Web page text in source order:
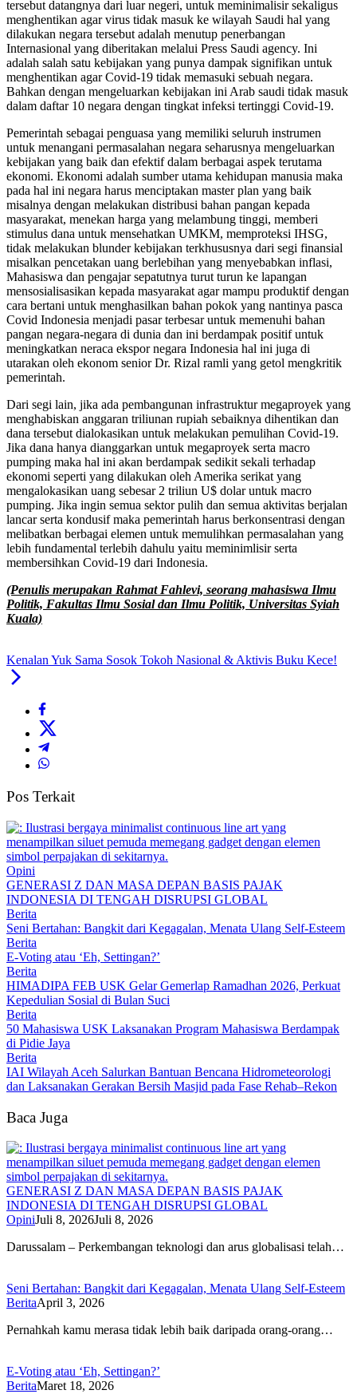
tersebut datangnya dari luar negeri, untuk meminimalisir sekaligus
menghentikan agar virus tidak masuk ke wilayah Saudi hal yang
dilakukan negara tersebut adalah menutup penerbangan
Internasional yang diberitakan melalui Press Saudi agency. Ini
adalah salah satu kebijakan yang punya dampak signifikan untuk
menghentikan agar Covid-19 tidak memasuki sebuah negara.
Bahkan dengan mengeluarkan kebijakan ini Arab saudi tidak masuk
dalam daftar 10 negara dengan tingkat infeksi tertinggi Covid-19.
Pemerintah sebagai penguasa yang memiliki seluruh instrumen
untuk menangani permasalahan negara seharusnya mengeluarkan
kebijakan yang baik dan efektif dalam berbagai aspek terutama
ekonomi. Ekonomi adalah sumber utama kehidupan manusia maka
pada hal ini negara harus menciptakan master plan yang baik
misalnya dengan melakukan distribusi bahan pangan kepada
masyarakat, menekan harga yang melambung tinggi, memberi
stimulus dana untuk mensehatkan UMKM, memproteksi IHSG,
tidak melakukan blunder kebijakan terkhususnya dari segi finansial
misalkan pencetakan uang berlebihan yang menyebabkan inflasi,
Mahasiswa dan pengajar sepatutnya turut turun ke lapangan
mensosialisasikan kepada masyarakat agar mampu produktif dengan
cara bertani untuk menghasilkan bahan pokok yang nantinya pasca
Covid Indonesia menjadi pasar terbesar untuk memenuhi bahan
pangan negara-negara di dunia dan ini berdampak positif untuk
meningkatkan neraca ekspor negara Indonesia hal ini juga di
utarakan oleh ekonom senior Dr. Rizal ramli yang getol mengkritik
pemerintah.
Dari segi lain, jika ada pembangunan infrastruktur megaproyek yang
menghabiskan anggaran triliunan rupiah sebaiknya dihentikan dan
dana tersebut dialokasikan untuk melakukan pemulihan Covid-19.
Jika dana hanya dianggarkan untuk megaproyek serta macro
pumping maka hal ini akan berdampak sedikit sekali terhadap
ekonomi seperti yang dilakukan oleh Amerika serikat yang
mengalokasikan uang sebesar 2 triliun U$ dolar untuk macro
pumping. Jika ingin semua sektor pulih dan semua aktivitas berjalan
lancar serta kondusif maka pemerintah harus berkonsentrasi dengan
melibatkan berbagai elemen untuk memulihkan permasalahan yang
lebih fundamental terlebih dahulu yaitu meminimlisir serta
membersihkan Covid-19 dari Indonesia.
(Penulis merupakan Rahmat Fahlevi, seorang mahasiswa Ilmu
Politik, Fakultas Ilmu Sosial dan Ilmu Politik, Universitas Syiah
Kuala)
Kenalan Yuk Sama Sosok Tokoh Nasional & Aktivis Buku Kece!
Pos Terkait
Opini
GENERASI Z DAN MASA DEPAN BASIS PAJAK
INDONESIA DI TENGAH DISRUPSI GLOBAL
Berita
Seni Bertahan: Bangkit dari Kegagalan, Menata Ulang Self-Esteem
Berita
E-Voting atau ‘Eh, Settingan?’
Berita
HIMADIPA FEB USK Gelar Gemerlap Ramadhan 2026, Perkuat
Kepedulian Sosial di Bulan Suci
Berita
50 Mahasiswa USK Laksanakan Program Mahasiswa Berdampak
di Pidie Jaya
Berita
IAI Wilayah Aceh Salurkan Bantuan Bencana Hidrometeorologi
dan Laksanakan Gerakan Bersih Masjid pada Fase Rehab–Rekon
Baca Juga
GENERASI Z DAN MASA DEPAN BASIS PAJAK
INDONESIA DI TENGAH DISRUPSI GLOBAL
OpiniJuli 8, 2026Juli 8, 2026
Darussalam – Perkembangan teknologi dan arus globalisasi telah…
Seni Bertahan: Bangkit dari Kegagalan, Menata Ulang Self-Esteem
BeritaApril 3, 2026
Pernahkah kamu merasa tidak lebih baik daripada orang-orang…
E-Voting atau ‘Eh, Settingan?’
BeritaMaret 18, 2026